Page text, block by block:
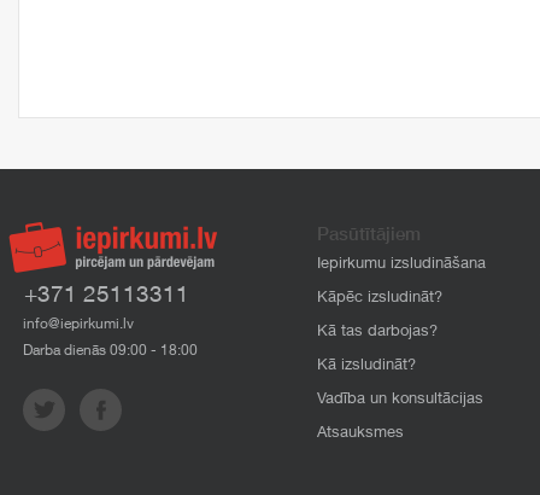
+371 25113311
info@iepirkumi.lv
Darba dienās 09:00 - 18:00
Pasūtītājiem
Iepirkumu izsludināšana
Kāpēc izsludināt?
Kā tas darbojas?
Kā izsludināt?
Vadība un konsultācijas
Atsauksmes